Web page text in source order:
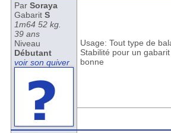
Par Soraya
Gabarit S
1m64 52 kg.
39 ans
Niveau
Débutant
voir son quiver
Usage: Tout type de
Stabilité pour un
bonne